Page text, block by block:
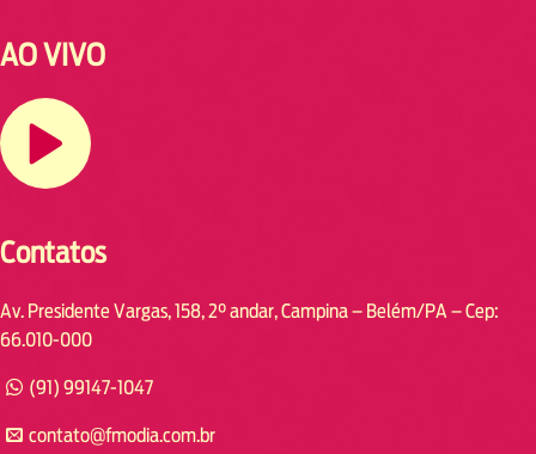
AO VIVO
Contatos
Av. Presidente Vargas, 158, 2° andar, Campina – Belém/PA – Cep:
66.010-000
(91) 99147-1047
contato@fmodia.com.br